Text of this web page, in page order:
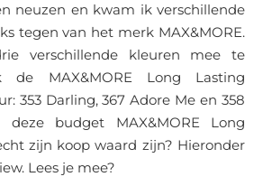
neuzen en kwam ik verschillende
tegen van het merk MAX&MORE.
verschillende kleuren mee te
de MAX&MORE Long Lasting
353 Darling, 367 Adore Me en 358
deze budget MAX&MORE Long
zijn koop waard zijn? Hieronder
Lees je mee?